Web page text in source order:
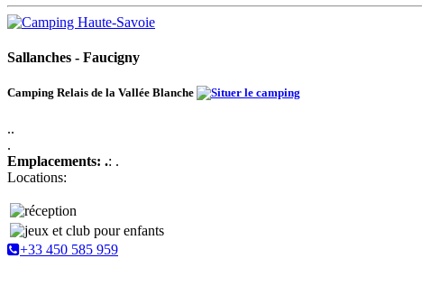
Sallanches - Faucigny
Camping Relais de la Vallée Blanche
..
.
Emplacements: .: .
Locations:
+33 450 585 959